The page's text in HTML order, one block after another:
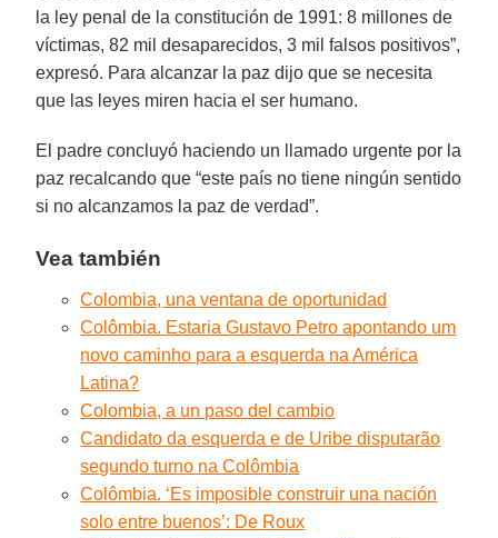
la ley penal de la constitución de 1991: 8 millones de
víctimas, 82 mil desaparecidos, 3 mil falsos positivos”,
expresó. Para alcanzar la paz dijo que se necesita
que las leyes miren hacia el ser humano.
El padre concluyó haciendo un llamado urgente por la
paz recalcando que “este país no tiene ningún sentido
si no alcanzamos la paz de verdad”.
Vea también
Colombia, una ventana de oportunidad
Colômbia. Estaria Gustavo Petro apontando um
novo caminho para a esquerda na América
Latina?
Colombia, a un paso del cambio
Candidato da esquerda e de Uribe disputarão
segundo turno na Colômbia
Colômbia. ‘Es imposible construir una nación
solo entre buenos’: De Roux